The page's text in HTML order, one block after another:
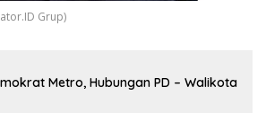
Grup)
Metro, Hubungan PD – Walikota